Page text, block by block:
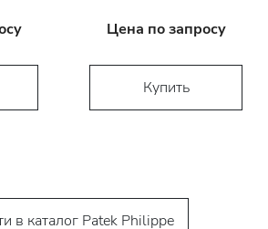
Цена по запросу
Купить
в каталог Patek Philippe